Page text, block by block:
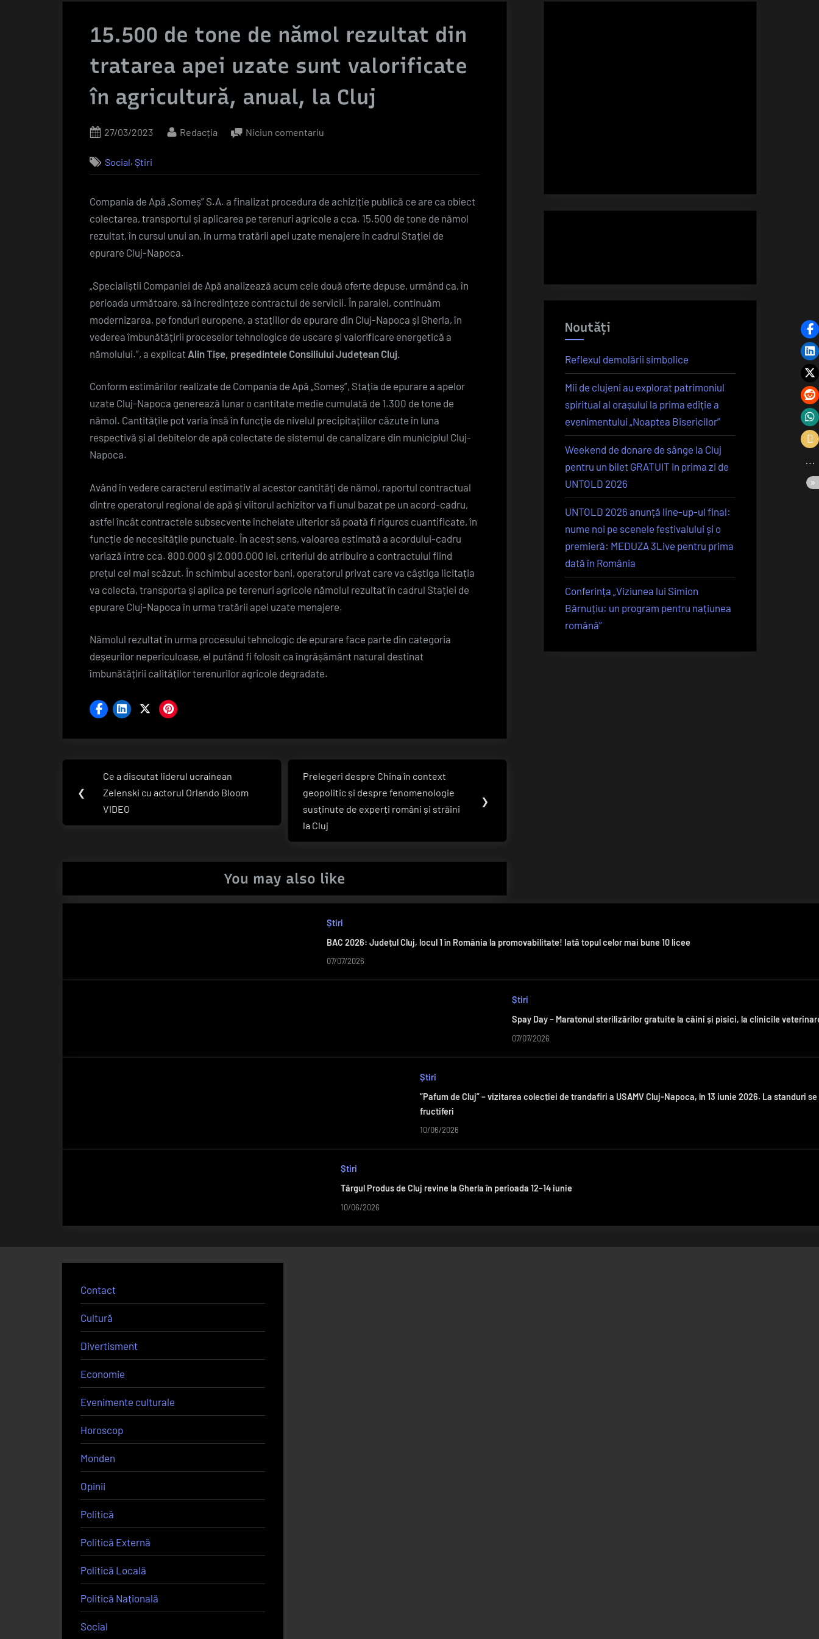
15.500 de tone de nămol rezultat din
tratarea apei uzate sunt valorificate
în agricultură, anual, la Cluj
Posted
27/03/2023 By
Redacția Niciun comentariu
nămol
rezultat
valorificate
agricultură,
Cluj
Social, Știri
Compania de Apă „Someș” S.A. a finalizat procedura de achiziție publică ce are ca obiect
colectarea, transportul și aplicarea pe terenuri agricole a cca. 15.500 de tone de nămol
rezultat, în cursul unui an, în urma tratării apei uzate menajere în cadrul Stației de
epurare Cluj-Napoca.
„Specialiștii Companiei de Apă analizează acum cele două oferte depuse, urmând ca, în
perioada următoare, să încredințeze contractul de servicii. În paralel, continuăm
modernizarea, pe fonduri europene, a stațiilor de epurare din Cluj-Napoca și Gherla, în
vederea îmbunătățirii proceselor tehnologice de uscare și valorificare energetică a
nămolului.”, a explicat Alin Tișe, președintele Consiliului Județean Cluj.
Conform estimărilor realizate de Compania de Apă „Someș”, Stația de epurare a apelor
uzate Cluj-Napoca generează lunar o cantitate medie cumulată de 1.300 de tone de
nămol. Cantitățile pot varia însă în funcție de nivelul precipitațiilor căzute în luna
respectivă și al debitelor de apă colectate de sistemul de canalizare din municipiul Cluj-
Napoca.
Având în vedere caracterul estimativ al acestor cantități de nămol, raportul contractual
dintre operatorul regional de apă și viitorul achizitor va fi unul bazat pe un acord-cadru,
astfel încât contractele subsecvente încheiate ulterior să poată fi riguros cuantificate, în
funcție de necesitățile punctuale. În acest sens, valoarea estimată a acordului-cadru
variază între cca. 800.000 și 2.000.000 lei, criteriul de atribuire a contractului fiind
prețul cel mai scăzut. În schimbul acestor bani, operatorul privat care va câștiga licitația
va colecta, transporta și aplica pe terenuri agricole nămolul rezultat în cadrul Stației de
epurare Cluj-Napoca în urma tratării apei uzate menajere.
Nămolul rezultat în urma procesului tehnologic de epurare face parte din categoria
deșeurilor nepericuloase, el putând fi folosit ca îngrășământ natural destinat
îmbunătățirii calităților terenurilor agricole degradate.
Navigare
în
articole
❮
Previous
Post:
Ce a discutat liderul ucrainean
Zelenski cu actorul Orlando Bloom
VIDEO
Next
Post:
Prelegeri despre China în context
geopolitic și despre fenomenologie
susținute de experți români și străini
la Cluj
❯
You may also like
Știri
BAC 2026: Județul Cluj, locul 1 în România la promovabilitate! Iată topul celor mai bune 10 licee
07/07/2026
Știri
Spay Day – Maratonul sterilizărilor gratuite la câini și pisici, la clinicile
07/07/2026
Știri
”Pafum de Cluj” – vizitarea colecției de trandafiri a USAMV Cluj-Napoca, în 13 iunie 2026. La
fructiferi
10/06/2026
Știri
Târgul Produs de Cluj revine la Gherla în perioada 12–14 iunie
10/06/2026
Noutăți
Reflexul demolării simbolice
Mii de clujeni au explorat patrimoniul
spiritual al orașului la prima ediție a
evenimentului „Noaptea Bisericilor”
Weekend de donare de sânge la Cluj
pentru un bilet GRATUIT in prima zi de
UNTOLD 2026
UNTOLD 2026 anunță line-up-ul final:
nume noi pe scenele festivalului și o
premieră: MEDUZA 3Live pentru prima
dată în România
Conferința „Viziunea lui Simion
Bărnuțiu: un program pentru națiunea
română”
Contact
Cultură
Divertisment
Economie
Evenimente culturale
Horoscop
Monden
Opinii
Politică
Politică Externă
Politică Locală
Politică Națională
Social